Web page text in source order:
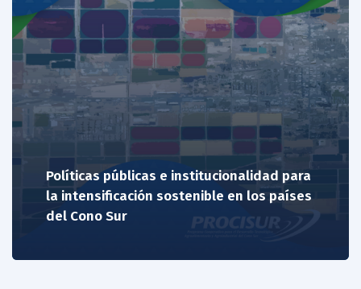
Políticas públicas e institucionalidad para
la intensificación sostenible en los países
del Cono Sur